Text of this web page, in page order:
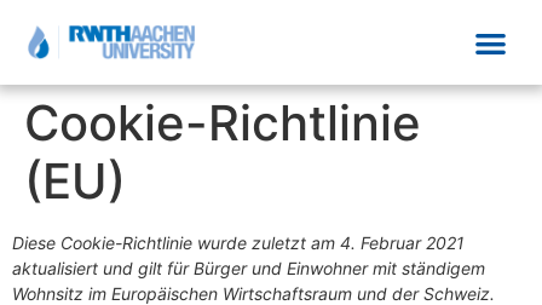
Cookie-Richtlinie
(EU)
Diese Cookie-Richtlinie wurde zuletzt am 4. Februar 2021
aktualisiert und gilt für Bürger und Einwohner mit ständigem
Wohnsitz im Europäischen Wirtschaftsraum und der Schweiz.